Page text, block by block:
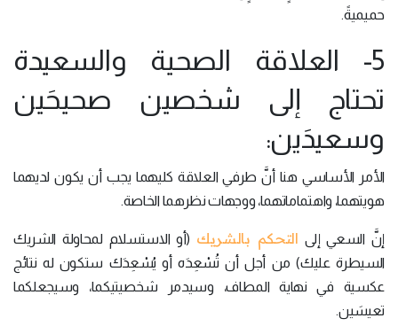
حميميةً.
5- العلاقة الصحية والسعيدة
تحتاج إلى شخصين صحيحَين
وسعيدَين:
الأمر الأساسي هنا أنَّ طرفي العلاقة كليهما يجب أن يكون لديهما
هويتهما، واهتماماتهما، ووجهات نظرهما الخاصة.
إنَّ السعي إلى التحكم بالشريك (أو الاستسلام لمحاولة الشريك
السيطرة عليك) من أجل أن تُسْعِدَه أو يُسْعِدَك ستكون له نتائج
عكسية في نهاية المطاف، وسيدمر شخصيتيكما، وسيجعلكما
تعيسَين.